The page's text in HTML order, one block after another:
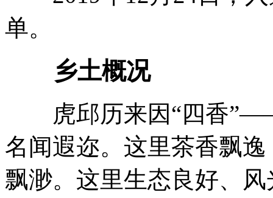
单。
乡土概况
虎邱历来因“四香”——
名闻遐迩。这里茶香飘
飘渺。这里生态良好、